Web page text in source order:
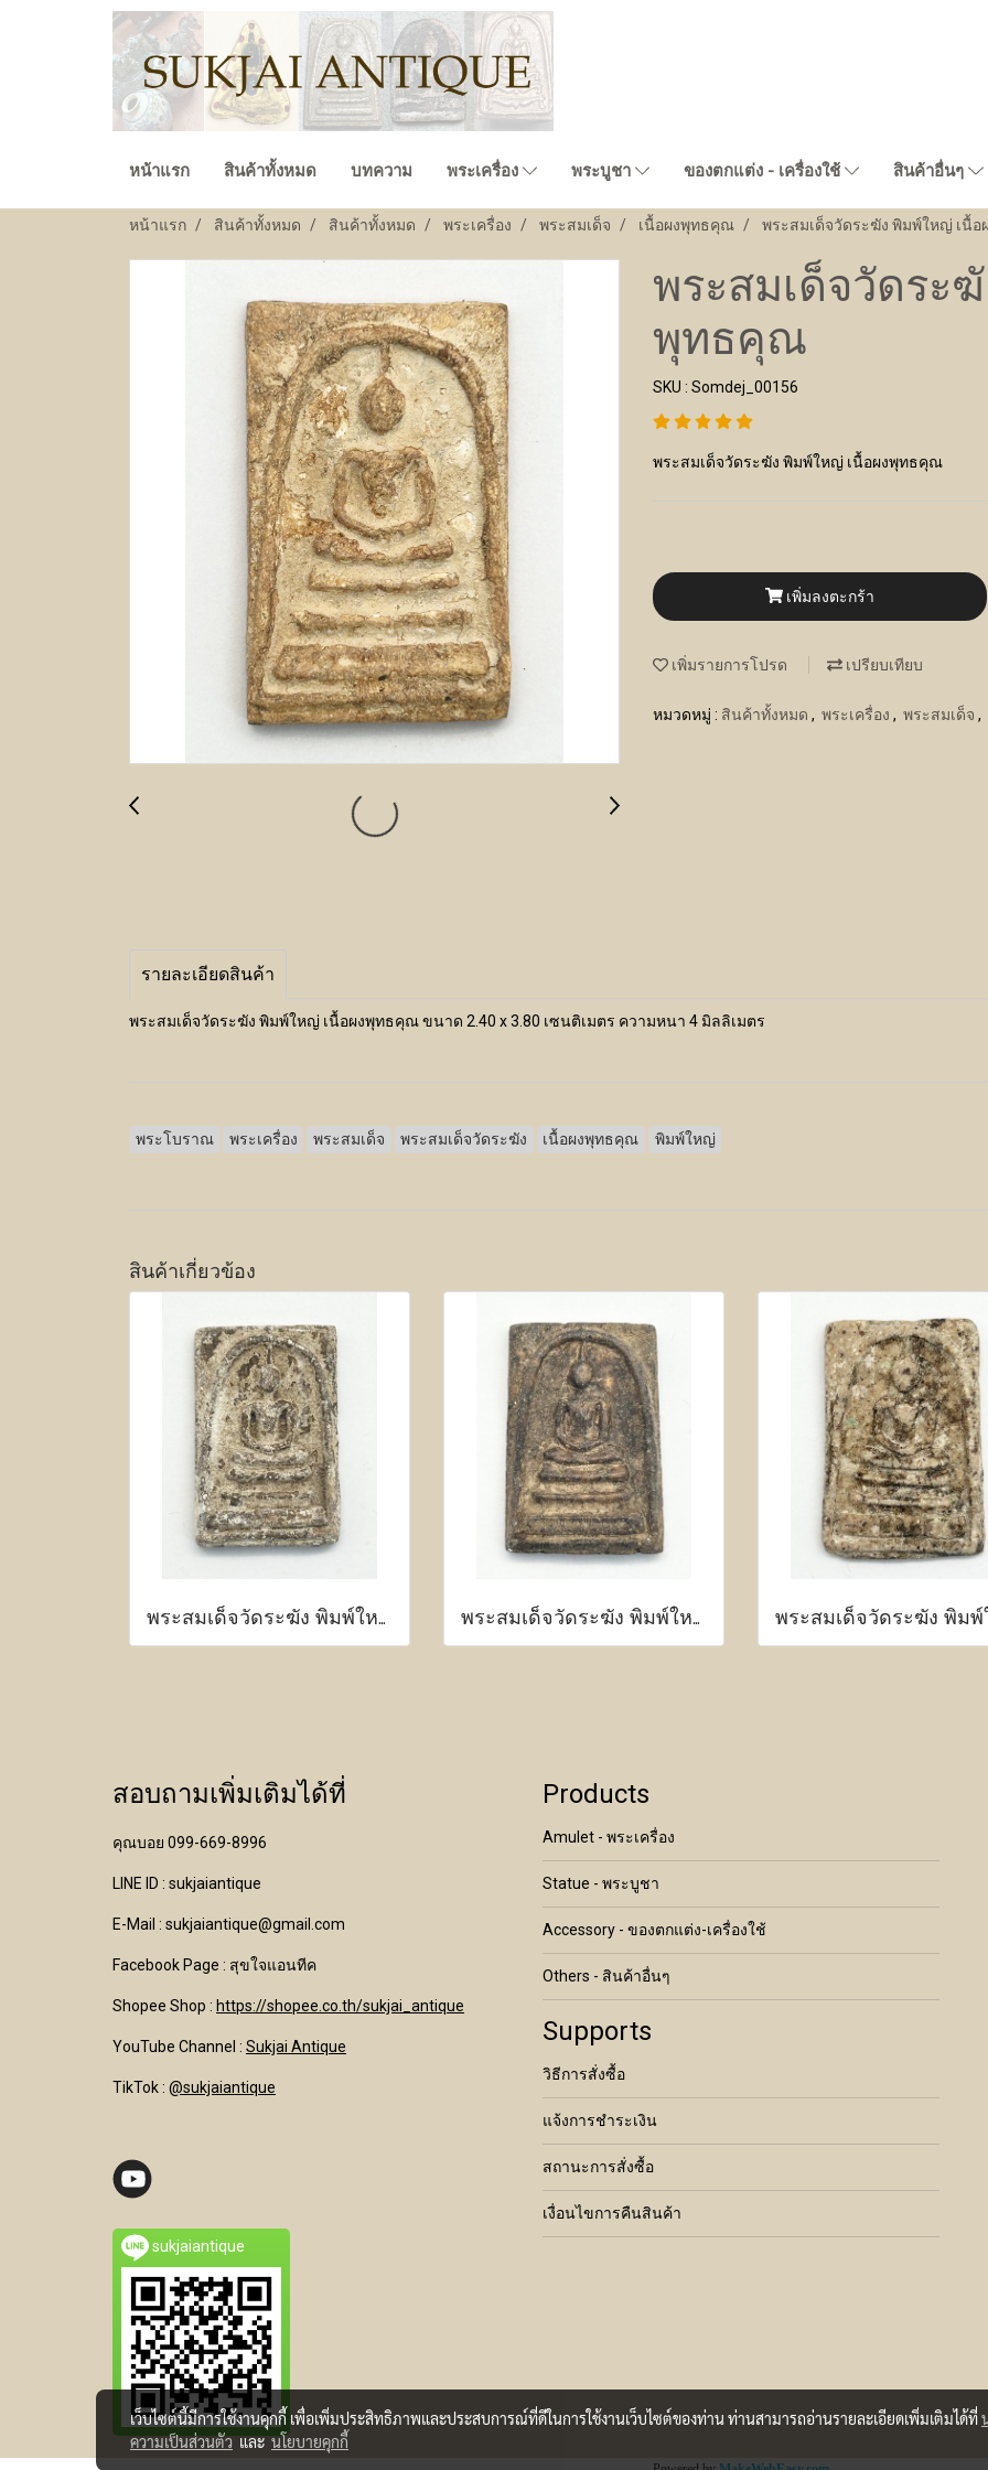
หน้าแรก สินค้าทั้งหมด บทความ พระเครื่อง พระบูชา ของตกแต่ง - เครื่องใช้ สินค้าอื่นๆ
หน้าแรก สินค้าทั้งหมด สินค้าทั้งหมด พระเครื่อง พระสมเด็จ เนื้อผงพุทธคุณ พระสมเด็จวัดระฆัง พิมพ์ใหญ่ เนื้
พระสมเด็จวัดระ
พุทธคุณ
SKU : Somdej_00156
พระสมเด็จวัดระฆัง พิมพ์ใหญ่ เนื้อผงพุทธคุณ
เพิ่มลงตะกร้า
เพิ่มรายการโปรด เปรียบเทียบ
หมวดหมู่ : สินค้าทั้งหมด , พระเครื่อง , พระสมเด็จ ,
รายละเอียดสินค้า
พระสมเด็จวัดระฆัง พิมพ์ใหญ่ เนื้อผงพุทธคุณ ขนาด 2.40 x 3.80 เซนติเมตร ความหนา 4 มิลลิเมตร
พระโบราณ พระเครื่อง พระสมเด็จ พระสมเด็จวัดระฆัง เนื้อผงพุทธคุณ พิมพ์ใหญ่
สินค้าเกี่ยวข้อง
พระสมเด็จวัดระฆัง พิมพ์ใหญ่ เนื้อผงพุทธคุณ พระสมเด็จวัดระฆัง พิมพ์ใหญ่ เนื้อผงพุทธคุณ
สอบถามเพิ่มเติมได้ที่
คุณบอย 099-669-8996
LINE ID : sukjaiantique
E-Mail : sukjaiantique@gmail.com
Facebook Page : สุขใจแอนทีค
Shopee Shop : https://shopee.co.th/sukjai_antique
YouTube Channel : Sukjai Antique
TikTok : @sukjaiantique
sukjaiantique
Products
Amulet - พระเครื่อง
Statue - พระบูชา
Accessory - ของตกแต่ง-เครื่องใช้
Others - สินค้าอื่นๆ
Supports
วิธีการสั่งซื้อ
แจ้งการชำระเงิน
สถานะการสั่งซื้อ
เงื่อนไขการคืนสินค้า
เว็บไซต์นี้มีการใช้งานคุกกี้ เพื่อเพิ่มประสิทธิภาพและประสบการณ์ที่ดีในการใช้งานเว็บไซต์ของท่าน ท่านสามารถอ่านรายละเอียดเพิ่มเติมได้ที่
ความเป็นส่วนตัวและนโยบายคุกกี้